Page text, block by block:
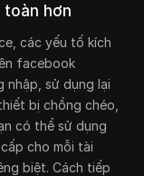
toàn hơn
các yếu tố kích
facebook
nhập, sử dụng lại
bị chồng chéo,
có thể sử dụng
cho mỗi tài
biệt. Cách tiếp